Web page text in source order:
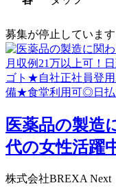
募集が停止しています
医薬品の製造
代の女性活躍
株式会社BREXA Next